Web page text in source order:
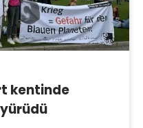
kentinde